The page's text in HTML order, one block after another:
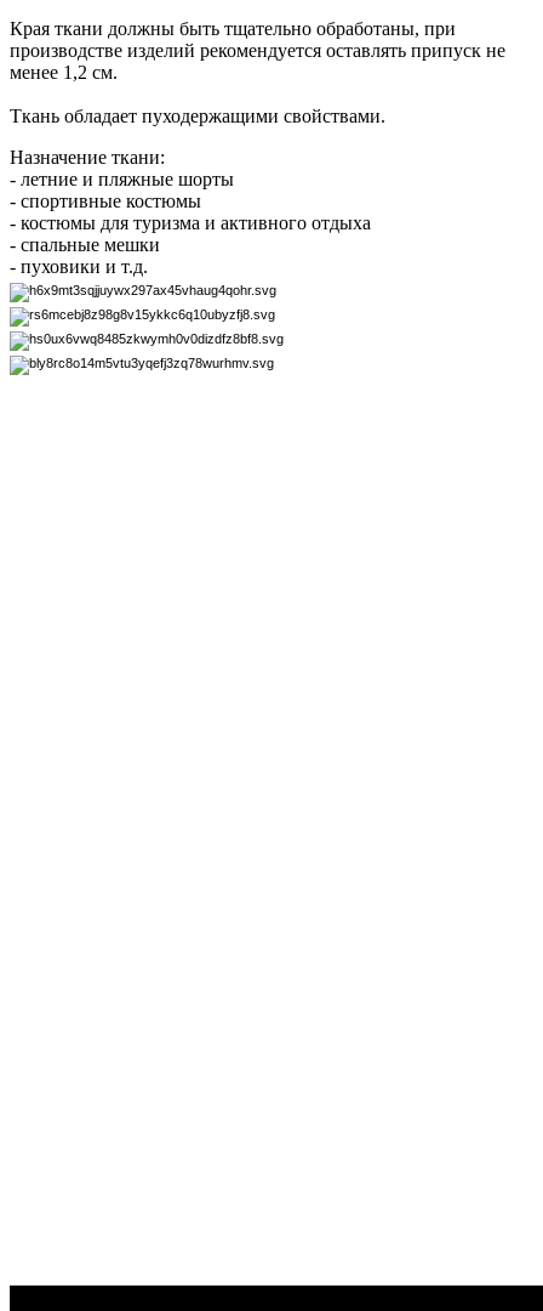
Края ткани должны быть тщательно обработаны, при
производстве изделий рекомендуется оставлять припуск не
менее 1,2 см.
Ткань обладает пуходержащими свойствами.
Назначение ткани:
- летние и пляжные шорты
- спортивные костюмы
- костюмы для туризма и активного отдыха
- спальные мешки
- пуховики и т.д.